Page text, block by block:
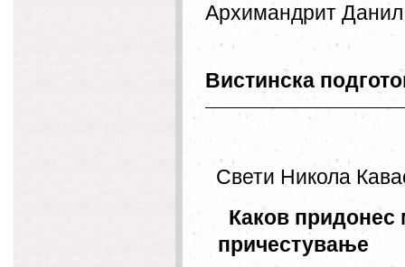
Архимандрит Данил
Вистинска
Свети Никола
Каков придонес
причестување